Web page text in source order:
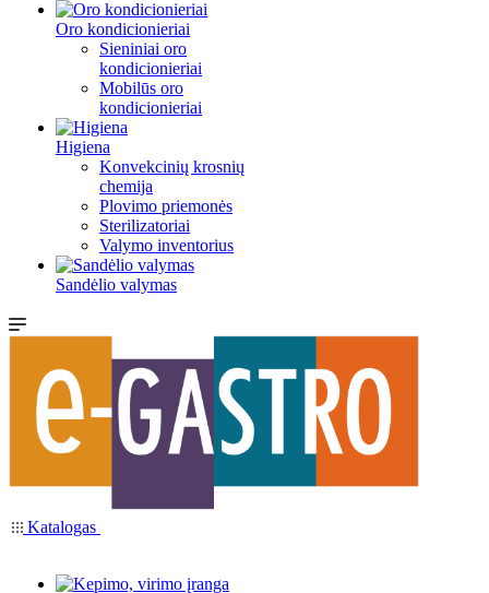
Oro kondicionieriai
Sieniniai oro
kondicionieriai
Mobilūs oro
kondicionieriai
Higiena
Konvekcinių krosnių
chemija
Plovimo priemonės
Sterilizatoriai
Valymo inventorius
Sandėlio valymas
Katalogas